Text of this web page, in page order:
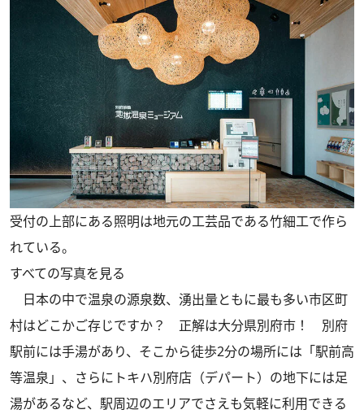
受付の上部にある照明は地元の工芸品である竹細工で作ら
れている。
すべての写真を見る
日本の中で温泉の源泉数、湧出量ともに最も多い市区町
村はどこかご存じですか？ 正解は大分県別府市！ 別府
駅前には手湯があり、そこから徒歩2分の場所には「駅前高
等温泉」、さらにトキハ別府店（デパート）の地下には足
湯があるなど、駅周辺のエリアでさえも気軽に利用できる